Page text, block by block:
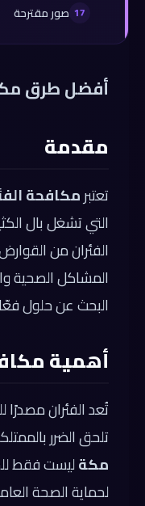
صور مقترحة
أفضل طرق
مقدمة
تعتبرمكافحة
التي تشغل بال
الفئران من
المشاكل الصحية
البحث عن حلول
أهمية
تُعد الفئران مصدرًا
تلحق الضرر
مكةليست فقط
لحماية الصحة